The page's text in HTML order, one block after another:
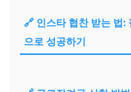
🔗 인스타 협찬 받는 법:
으로 성공하기